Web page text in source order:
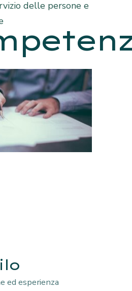
delle persone e
ed esperienza